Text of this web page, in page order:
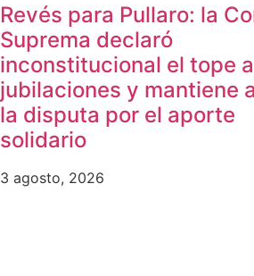
Revés para Pullaro: la
Suprema declaró
inconstitucional el tope
jubilaciones y mantiene
la disputa por el aporte
solidario
3 agosto, 2026